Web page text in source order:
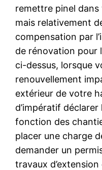
remettre pinel dans
mais relativement
compensation par
de rénovation pour
ci-dessus, lorsque
renouvellement
extérieur de votre
d’impératif
fonction des
placer une charge
demander un
travaux